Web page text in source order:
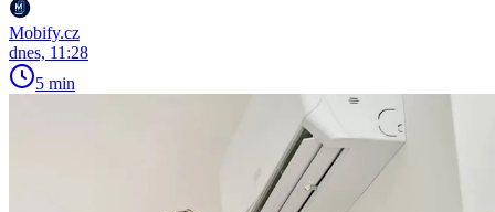
Mobify.cz
dnes, 11:28
5 min